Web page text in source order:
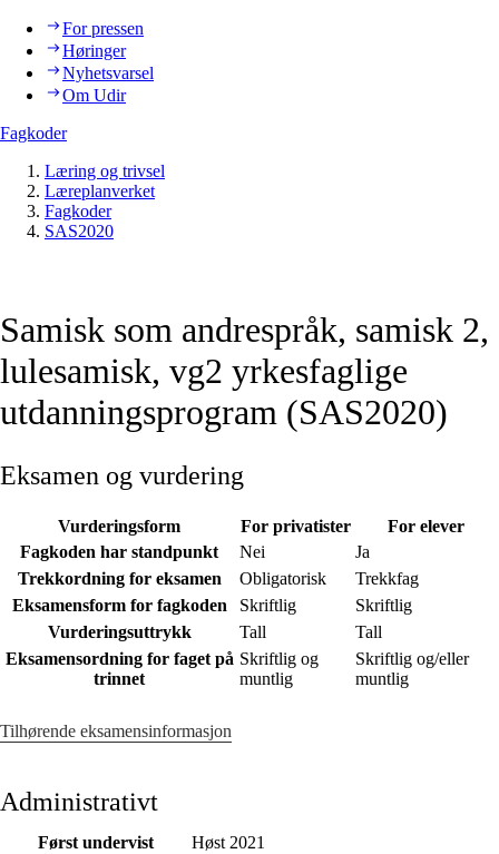
For pressen
Høringer
Nyhetsvarsel
Om Udir
Fagkoder
Læring og trivsel
Læreplanverket
Fagkoder
SAS2020
Samisk som andrespråk, samisk 2,
lulesamisk, vg2 yrkesfaglige
utdanningsprogram (SAS2020)
Eksamen og vurdering
Vurderingsform For privatister
For elever
Fagkoden har standpunkt
Nei
Ja
Trekkordning for eksamen
Obligatorisk
Trekkfag
Eksamensform for fagkoden
Skriftlig
Skriftlig
Vurderingsuttrykk
Tall
Tall
Eksamensordning for faget på
trinnet
Skriftlig og
muntlig
Skriftlig og/eller
muntlig
Tilhørende eksamensinformasjon
Administrativt
Først undervist
Høst 2021